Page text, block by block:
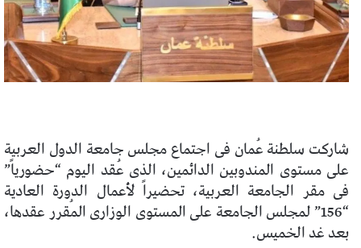
شاركت سلطنة عُمان فى اجتماع مجلس جامعة الدول العربية
على مستوى المندوبين الدائمين، الذى عُقد اليوم “حضورياً”
فى مقر الجامعة العربية، تحضيراً لأعمال الدورة العادية
“156” لمجلس الجامعة على المستوى الوزارى المُقرر عقدها،
بعد غد الخميس.